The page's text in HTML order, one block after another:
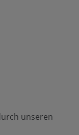
unseren